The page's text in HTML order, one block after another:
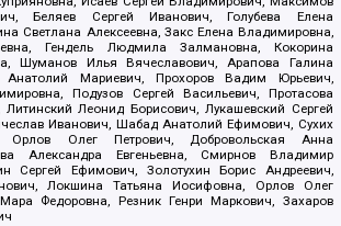
Беляев Сергей Иванович, Голубева Елена
Светлана Алексеевна, Закс Елена Владимировна,
Гендель Людмила Залмановна, Кокорина
Шуманов Илья Вячеславович, Арапова Галина
Анатолий Мариевич, Прохоров Вадим Юрьевич,
Подузов Сергей Васильевич, Протасова
Леонид Борисович, Лукашевский Сергей
Иванович, Шабад Анатолий Ефимович, Сухих
Орлов Олег Петрович, Добровольская Анна
Александра Евгеньевна, Смирнов Владимир
Сергей Ефимович, Золотухин Борис Андреевич,
Локшина Татьяна Иосифовна, Орлов Олег
Федоровна, Резник Генри Маркович, Захаров